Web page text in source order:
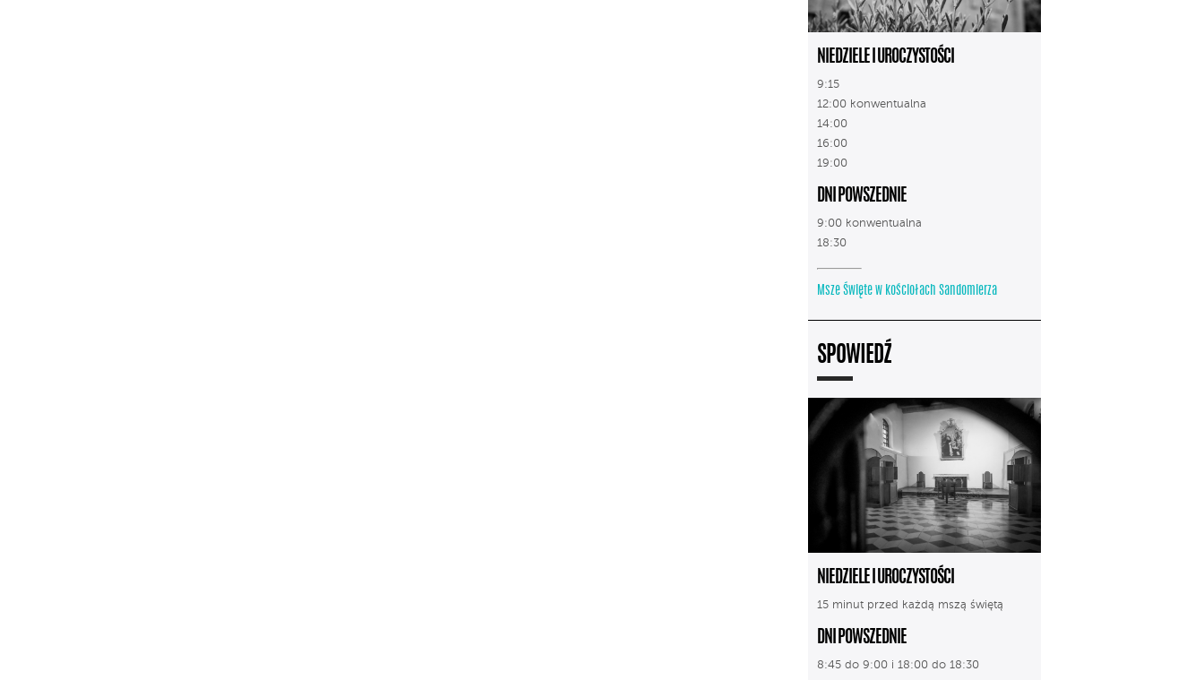
NIEDZIELE I UROCZYSTOŚCI
9:15
12:00 konwentualna
14:00
16:00
19:00
DNI POWSZEDNIE
9:00 konwentualna
18:30
Msze Święte w kościołach Sandomierza
SPOWIEDŹ
NIEDZIELE I UROCZYSTOŚCI
15 minut przed każdą mszą świętą
DNI POWSZEDNIE
8:45 do 9:00 i 18:00 do 18:30